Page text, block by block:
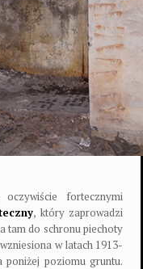
fortecznymi
, który zaprowadzi
tam do schronu piechoty
w latach 1913-
poniżej poziomu gruntu.